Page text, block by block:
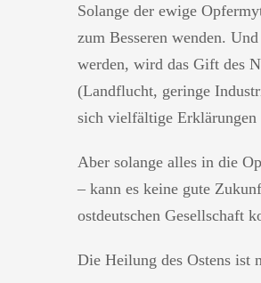
Solange der ewige
zum Besseren wenden.
werden, wird das Gift des
(Landflucht, geringe
sich vielfältige Erklärungen
Aber solange alles in die
– kann es keine gute
ostdeutschen Gesellschaft
Die Heilung des Ostens ist